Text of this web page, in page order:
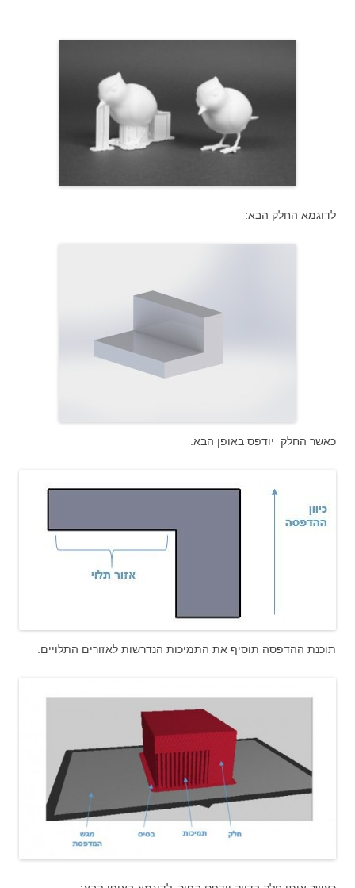
לדוגמא החלק הבא:
כאשר החלק יודפס באופן הבא:
תוכנת ההדפסה תוסיף את התמיכות הנדרשות לאזורים התלויים.